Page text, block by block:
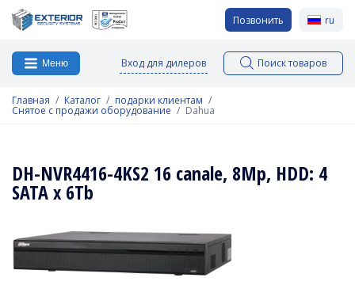
Позвонить ru
Меню Вход для дилеров Поиск товаров
Главная Каталог подарки клиентам
Снятое с продажи оборудование Dahua
DH-NVR4416-4KS2 16 canale, 8Mp, HDD: 4
SATA x 6Tb